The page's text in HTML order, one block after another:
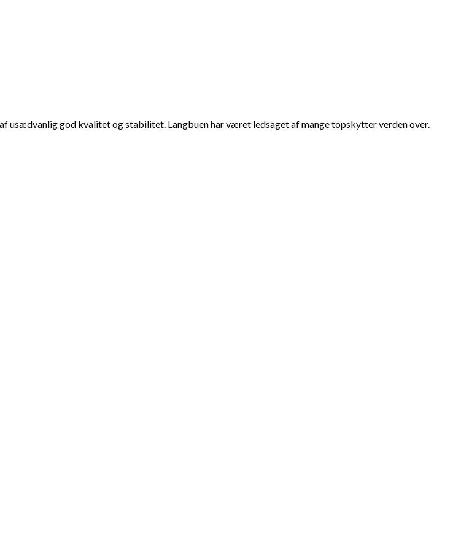
usædvanlig god kvalitet og stabilitet. Langbuen har været ledsaget af mange topskytter verden over.